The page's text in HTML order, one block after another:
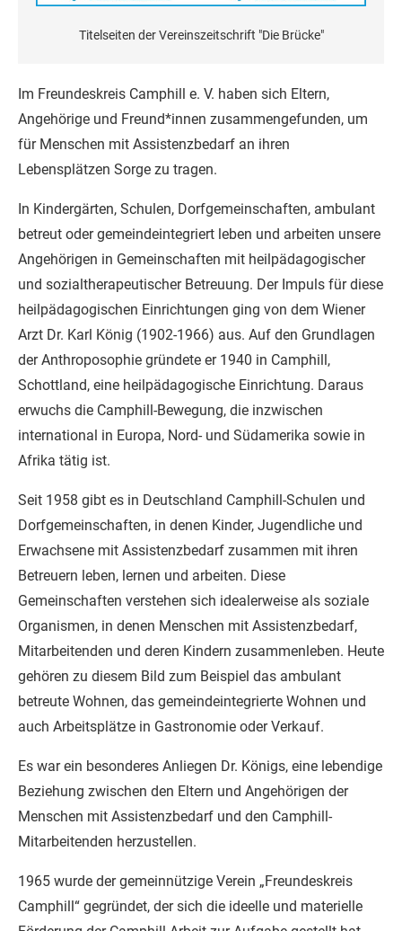
Titelseiten der Vereinszeitschrift "Die Brücke"
Im Freundeskreis Camphill e. V. haben sich Eltern,
Angehörige und Freund*innen zusammengefunden, um
für Menschen mit Assistenzbedarf an ihren
Lebensplätzen Sorge zu tragen.
In Kindergärten, Schulen, Dorfgemeinschaften, ambulant
betreut oder gemeindeintegriert leben und arbeiten unsere
Angehörigen in Gemeinschaften mit heilpädagogischer
und sozialtherapeutischer Betreuung. Der Impuls für diese
heilpädagogischen Einrichtungen ging von dem Wiener
Arzt Dr. Karl König (1902-1966) aus. Auf den Grundlagen
der Anthroposophie gründete er 1940 in Camphill,
Schottland, eine heilpädagogische Einrichtung. Daraus
erwuchs die Camphill-Bewegung, die inzwischen
international in Europa, Nord- und Südamerika sowie in
Afrika tätig ist.
Seit 1958 gibt es in Deutschland Camphill-Schulen und
Dorfgemeinschaften, in denen Kinder, Jugendliche und
Erwachsene mit Assistenzbedarf zusammen mit ihren
Betreuern leben, lernen und arbeiten. Diese
Gemeinschaften verstehen sich idealerweise als soziale
Organismen, in denen Menschen mit Assistenzbedarf,
Mitarbeitenden und deren Kindern zusammenleben. Heute
gehören zu diesem Bild zum Beispiel das ambulant
betreute Wohnen, das gemeindeintegrierte Wohnen und
auch Arbeitsplätze in Gastronomie oder Verkauf.
Es war ein besonderes Anliegen Dr. Königs, eine lebendige
Beziehung zwischen den Eltern und Angehörigen der
Menschen mit Assistenzbedarf und den Camphill-
Mitarbeitenden herzustellen.
1965 wurde der gemeinnützige Verein „Freundeskreis
Camphill“ gegründet, der sich die ideelle und materielle